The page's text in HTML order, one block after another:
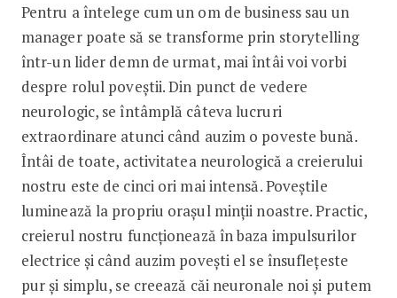
Pentru a întelege cum un om de business sau un
manager poate să se transforme prin storytelling
într-un lider demn de urmat, mai întâi voi vorbi
despre rolul poveștii. Din punct de vedere
neurologic, se întâmplă câteva lucruri
extraordinare atunci când auzim o poveste bună.
Întâi de toate, activitatea neurologică a creierului
nostru este de cinci ori mai intensă. Poveștile
luminează la propriu orașul minții noastre. Practic,
creierul nostru funcționează în baza impulsurilor
electrice și când auzim povești el se însuflețeste
pur și simplu, se creează căi neuronale noi și putem